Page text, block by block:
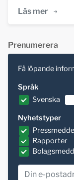
Läs mer
Prenumerera
Få löpande
Språk
Svenska
Nyhetstyper
Rapporter